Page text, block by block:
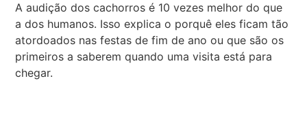
A audição dos cachorros é 10 vezes melhor do que
a dos humanos. Isso explica o porquê eles ficam tão
atordoados nas festas de fim de ano ou que são os
primeiros a saberem quando uma visita está para
chegar.